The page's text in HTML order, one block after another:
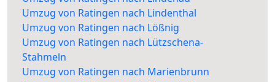
Umzug von Ratingen nach Lindenthal
Umzug von Ratingen nach Lößnig
Umzug von Ratingen nach Lützschena-
Stahmeln
Umzug von Ratingen nach Marienbrunn